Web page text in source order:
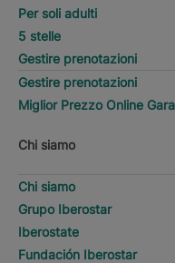
Per soli adulti
5 stelle
Gestire prenotazioni
Gestire prenotazioni
Miglior Prezzo Online
Chi siamo
Chi siamo
Grupo Iberostar
Iberostate
Fundación Iberostar